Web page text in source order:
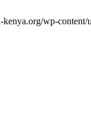
kenya.org/wp-